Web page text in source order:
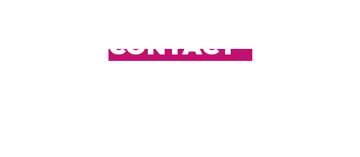
CONTACT